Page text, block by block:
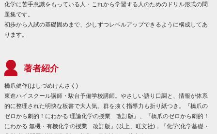
化学に苦手意識をもっている人・これから学習する人のためのドリル形式の問
題集です。
初歩から入試の基礎固めまで、少しずつレベルアップできるように構成してあ
ります。
著者紹介
橋爪健作(はしづめけんさく)
東進ハイスクール講師・駿台予備学校講師。やさしい語り口調と、情報が体系
的に整理された明快な板書で大人気。群を抜く指導力も折り紙つき。『橋爪の
ゼロから劇的！にわかる 理論化学の授業 改訂版』、『橋爪のゼロから劇的！
にわかる 無機・有機化学の授業 改訂版』(以上、旺文社)，『化学(化学基礎・